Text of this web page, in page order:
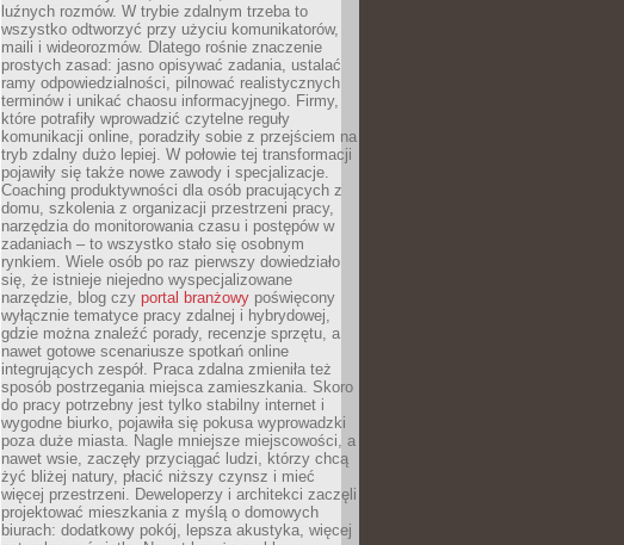
luźnych rozmów. W trybie zdalnym trzeba to
wszystko odtworzyć przy użyciu komunikatorów,
maili i wideorozmów. Dlatego rośnie znaczenie
prostych zasad: jasno opisywać zadania, ustalać
ramy odpowiedzialności, pilnować realistycznych
terminów i unikać chaosu informacyjnego. Firmy,
które potrafiły wprowadzić czytelne reguły
komunikacji online, poradziły sobie z przejściem na
tryb zdalny dużo lepiej. W połowie tej transformacji
pojawiły się także nowe zawody i specjalizacje.
Coaching produktywności dla osób pracujących z
domu, szkolenia z organizacji przestrzeni pracy,
narzędzia do monitorowania czasu i postępów w
zadaniach – to wszystko stało się osobnym
rynkiem. Wiele osób po raz pierwszy dowiedziało
się, że istnieje niejedno wyspecjalizowane
narzędzie, blog czy portal branżowy poświęcony
wyłącznie tematyce pracy zdalnej i hybrydowej,
gdzie można znaleźć porady, recenzje sprzętu, a
nawet gotowe scenariusze spotkań online
integrujących zespół. Praca zdalna zmieniła też
sposób postrzegania miejsca zamieszkania. Skoro
do pracy potrzebny jest tylko stabilny internet i
wygodne biurko, pojawiła się pokusa wyprowadzki
poza duże miasta. Nagle mniejsze miejscowości, a
nawet wsie, zaczęły przyciągać ludzi, którzy chcą
żyć bliżej natury, płacić niższy czynsz i mieć
więcej przestrzeni. Deweloperzy i architekci zaczęli
projektować mieszkania z myślą o domowych
biurach: dodatkowy pokój, lepsza akustyka, więcej